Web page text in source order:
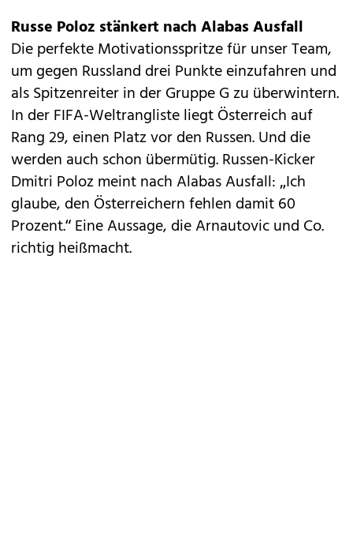
Russe Poloz stänkert nach Alabas Ausfall
Die perfekte Motivationsspritze für unser Team,
um gegen Russland drei Punkte einzufahren und
als Spitzenreiter in der Gruppe G zu überwintern.
In der FIFA-Weltrangliste liegt Österreich auf
Rang 29, einen Platz vor den Russen. Und die
werden auch schon übermütig. Russen-Kicker
Dmitri Poloz meint nach Alabas Ausfall: „Ich
glaube, den Österreichern fehlen damit 60
Prozent.“ Eine Aussage, die Arnautovic und Co.
richtig heißmacht.